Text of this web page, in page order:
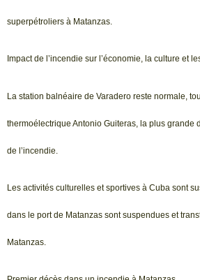
superpétroliers à Matanzas.
Impact de l’incendie sur l’économie, la culture et
La station balnéaire de Varadero reste normale,
thermoélectrique Antonio Guiteras, la plus grande
de l’incendie.
Les activités culturelles et sportives à Cuba sont
dans le port de Matanzas sont suspendues et
Matanzas.